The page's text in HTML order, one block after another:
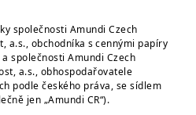
společnosti Amundi Czech
a.s., obchodníka s cennými papíry
společnosti Amundi Czech
a.s., obhospodařovatele
podle českého práva, se sídlem
jen „Amundi CR“).
04. 2023:
úprav dochází